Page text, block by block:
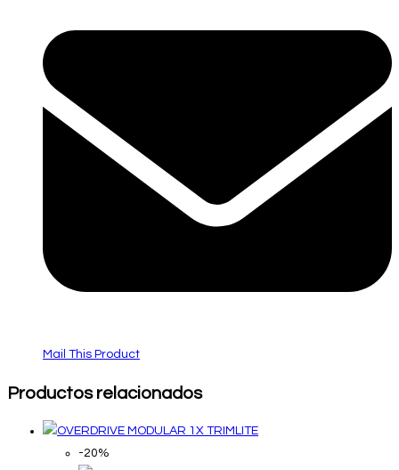
Mail This Product
Productos relacionados
-20%